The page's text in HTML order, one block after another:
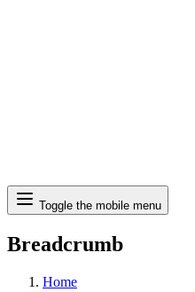
Search
Toggle the mobile menu
Breadcrumb
Home